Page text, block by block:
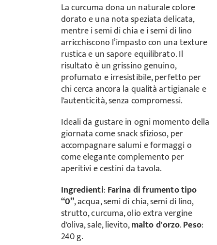
La curcuma dona un naturale colore
dorato e una nota speziata delicata,
mentre i semi di chia e i semi di lino
arricchiscono l’impasto con una texture
rustica e un sapore equilibrato. Il
risultato è un grissino genuino,
profumato e irresistibile, perfetto per
chi cerca ancora la qualità artigianale e
l'autenticità, senza compromessi.
Ideali da gustare in ogni momento della
giornata come snack sfizioso, per
accompagnare salumi e formaggi o
come elegante complemento per
aperitivi e cestini da tavola.
Ingredienti: Farina di frumento tipo
“0”, acqua, semi di chia, semi di lino,
strutto, curcuma, olio extra vergine
d'oliva, sale, lievito,malto d'orzo.Peso:
240 g.